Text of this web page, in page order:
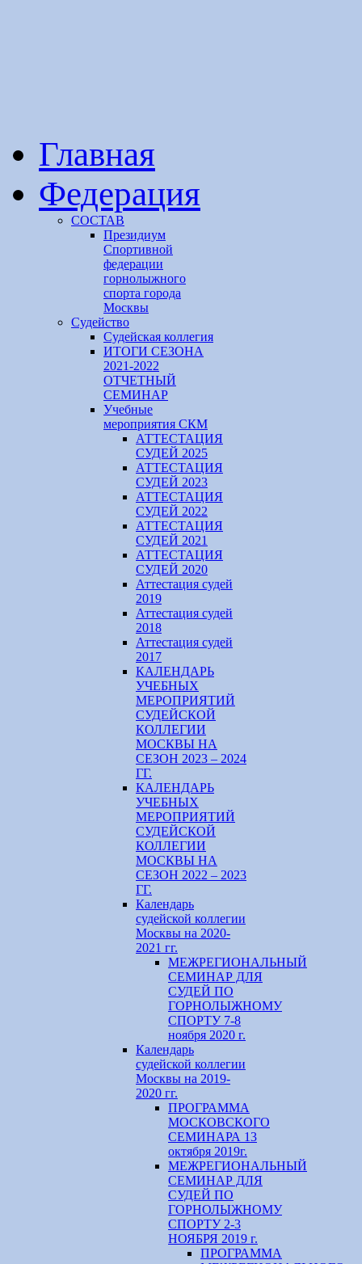
Главная
Федерация
СОСТАВ
Президиум
Спортивной
федерации
горнолыжного
спорта города
Москвы
Судейство
Cудейская коллегия
ИТОГИ СЕЗОНА
2021-2022
ОТЧЕТНЫЙ
СЕМИНАР
Учебные
мероприятия СКМ
АТТЕСТАЦИЯ
СУДЕЙ 2025
АТТЕСТАЦИЯ
СУДЕЙ 2023
АТТЕСТАЦИЯ
СУДЕЙ 2022
АТТЕСТАЦИЯ
СУДЕЙ 2021
АТТЕСТАЦИЯ
СУДЕЙ 2020
Аттестация судей
2019
Аттестация судей
2018
Аттестация судей
2017
КАЛЕНДАРЬ
УЧЕБНЫХ
МЕРОПРИЯТИЙ
СУДЕЙСКОЙ
КОЛЛЕГИИ
МОСКВЫ НА
СЕЗОН 2023 – 2024
ГГ.
КАЛЕНДАРЬ
УЧЕБНЫХ
МЕРОПРИЯТИЙ
СУДЕЙСКОЙ
КОЛЛЕГИИ
МОСКВЫ НА
СЕЗОН 2022 – 2023
ГГ.
Календарь
судейской коллегии
Москвы на 2020-
2021 гг.
МЕЖРЕГИОНАЛЬНЫЙ
СЕМИНАР ДЛЯ
СУДЕЙ ПО
ГОРНОЛЫЖНОМУ
СПОРТУ 7-8
ноября 2020 г.
Календарь
судейской коллегии
Москвы на 2019-
2020 гг.
ПРОГРАММА
МОСКОВСКОГО
СЕМИНАРА 13
октября 2019г.
МЕЖРЕГИОНАЛЬНЫЙ
СЕМИНАР ДЛЯ
СУДЕЙ ПО
ГОРНОЛЫЖНОМУ
СПОРТУ 2-3
НОЯБРЯ 2019 г.
ПРОГРАММА